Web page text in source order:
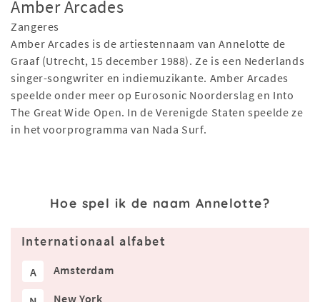
Amber Arcades
Zangeres
Amber Arcades is de artiestennaam van Annelotte de
Graaf (Utrecht, 15 december 1988). Ze is een Nederlands
singer-songwriter en indiemuzikante. Amber Arcades
speelde onder meer op Eurosonic Noorderslag en Into
The Great Wide Open. In de Verenigde Staten speelde ze
in het voorprogramma van Nada Surf.
Hoe spel ik de naam Annelotte?
Internationaal alfabet
A Amsterdam
New York